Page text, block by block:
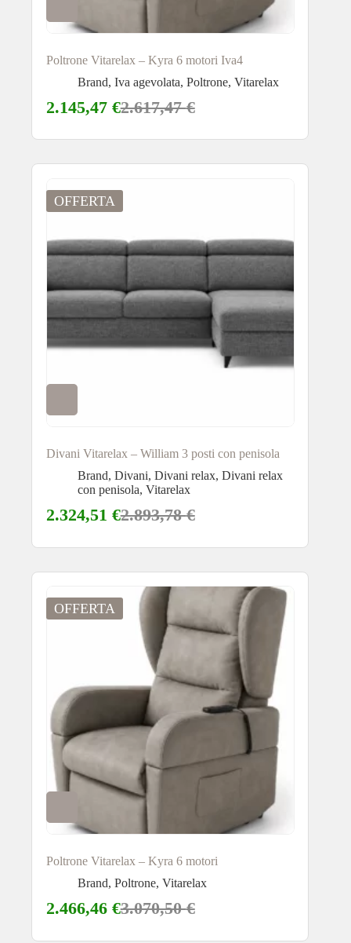
Poltrone Vitarelax – Kyra 6 motori Iva4
Brand, Iva agevolata, Poltrone, Vitarelax
2.617,47€
2.145,47 €
OFFERTA
Divani Vitarelax – William 3 posti con penisola
Brand, Divani, Divani relax, Divani relax
con penisola, Vitarelax
2.893,78€
2.324,51 €
OFFERTA
Poltrone Vitarelax – Kyra 6 motori
Brand, Poltrone, Vitarelax
3.070,50€
2.466,46 €